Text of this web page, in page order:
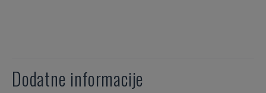
Dodatne informacije